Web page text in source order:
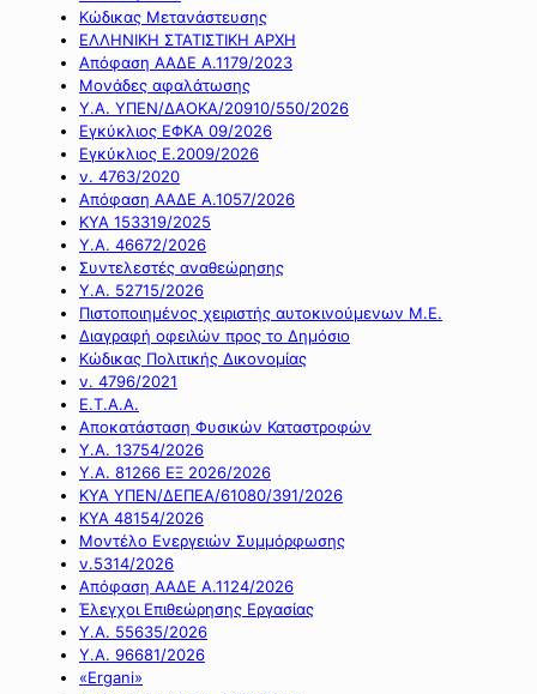
Κώδικας Μετανάστευσης
ΕΛΛΗΝΙΚΗ ΣΤΑΤΙΣΤΙΚΗ ΑΡΧΗ
Απόφαση ΑΑΔΕ Α.1179/2023
Μονάδες αφαλάτωσης
Υ.Α. ΥΠΕΝ/ΔΑΟΚΑ/20910/550/2026
Εγκύκλιος ΕΦΚΑ 09/2026
Εγκύκλιος Ε.2009/2026
ν. 4763/2020
Απόφαση ΑΑΔΕ Α.1057/2026
ΚΥΑ 153319/2025
Υ.Α. 46672/2026
Συντελεστές αναθεώρησης
Υ.Α. 52715/2026
Πιστοποιημένος χειριστής αυτοκινούμενων Μ.Ε.
Διαγραφή οφειλών προς το Δημόσιο
Κώδικας Πολιτικής Δικονομίας
ν. 4796/2021
Ε.Τ.Α.Α.
Αποκατάσταση Φυσικών Καταστροφών
Υ.Α. 13754/2026
Υ.Α. 81266 ΕΞ 2026/2026
ΚΥΑ ΥΠΕΝ/ΔΕΠΕΑ/61080/391/2026
ΚΥΑ 48154/2026
Μοντέλο Ενεργειών Συμμόρφωσης
ν.5314/2026
Απόφαση ΑΑΔΕ Α.1124/2026
Έλεγχοι Επιθεώρησης Εργασίας
Υ.Α. 55635/2026
Υ.Α. 96681/2026
«Ergani»